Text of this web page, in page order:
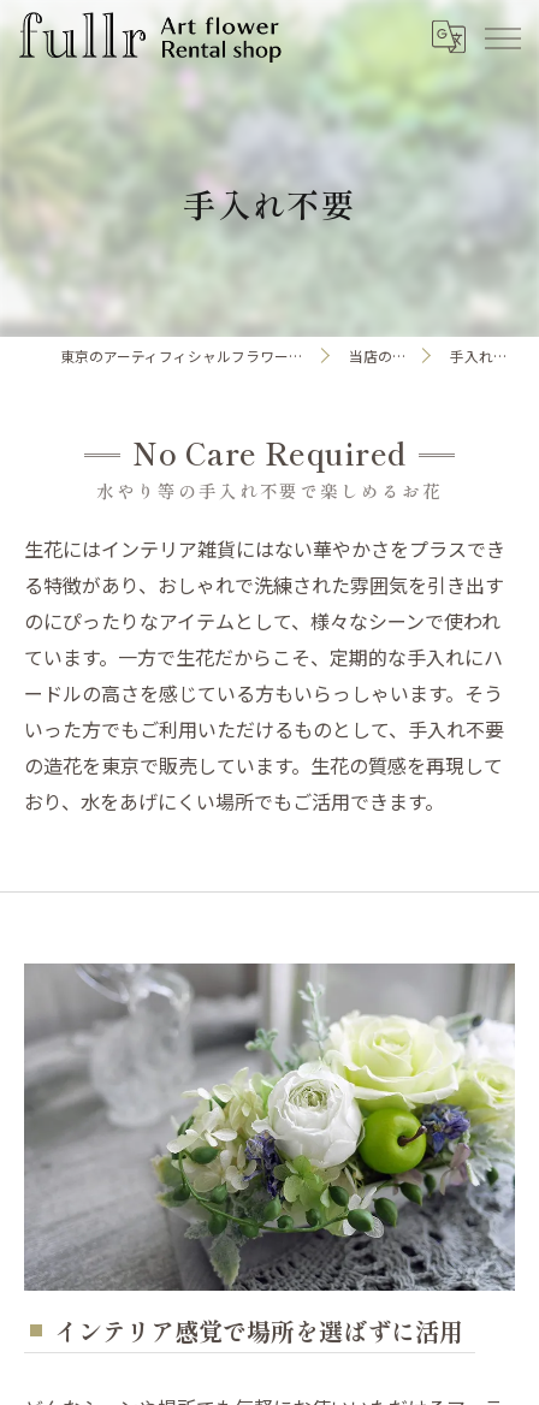
手入れ不要
東京のアーティフィシャルフラワーならfullr 当店の特徴 手入れ不要
水やり等の手入れ不要で楽しめるお花
No Care Required
生花にはインテリア雑貨にはない華やかさをプラスでき
る特徴があり、おしゃれで洗練された雰囲気を引き出す
のにぴったりなアイテムとして、様々なシーンで使われ
ています。一方で生花だからこそ、定期的な手入れにハ
ードルの高さを感じている方もいらっしゃいます。そう
いった方でもご利用いただけるものとして、手入れ不要
の造花を東京で販売しています。生花の質感を再現して
おり、水をあげにくい場所でもご活用できます。
インテリア感覚で場所を選ばずに活用